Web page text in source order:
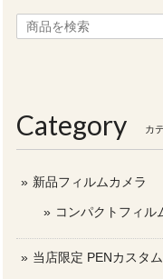
Category カ
新品フィルムカメラ
コンパクトフィル
当店限定 PENカスタム